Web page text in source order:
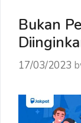
Bukan
17/03/2023